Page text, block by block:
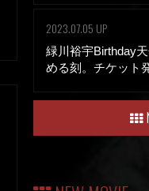
2023.07.05 UP
緑川裕宇Birthday
める刻。チケット